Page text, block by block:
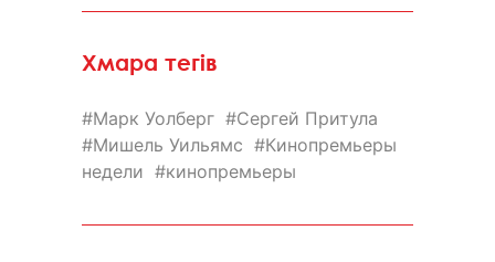
Хмара тегів
Марк Уолберг
Сергей Притула
Мишель Уильямс
Кинопремьеры
недели
кинопремьеры